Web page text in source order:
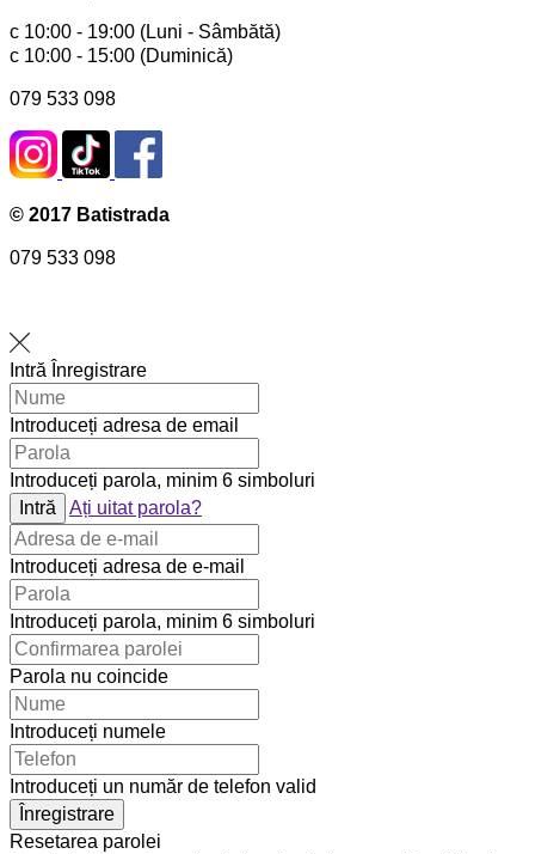
с 10:00 - 19:00 (Luni - Sâmbătă)
с 10:00 - 15:00 (Duminică)
079 533 098
© 2017 Batistrada
079 533 098
Intră Înregistrare
Introduceți adresa de email
Introduceți parola, minim 6 simboluri
Intră
Ați uitat parola?
Introduceți adresa de e-mail
Introduceți parola, minim 6 simboluri
Parola nu coincide
Introduceți numele
Introduceți un număr de telefon valid
Înregistrare
Resetarea parolei